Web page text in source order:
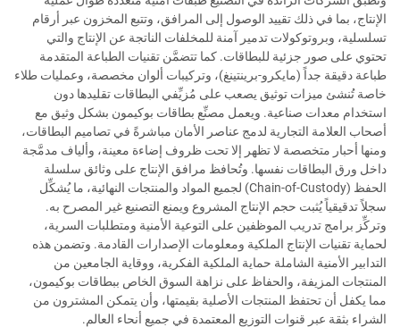
الإنتاج، بما في ذلك تقييد الوصول إلى المرافق، وتتبع المخزون عبر أرقام
تسلسلية، وبروتوكولات تدمير آمنة للمخلفات الناتجة عن الإنتاج والتي
تحتوي على صور جزئية للبطاقات. كما تتضمَّن تقنيات الطباعة المتقدمة
طباعة دقيقة جداً (مايكرو-برينتينغ)، وتركيبات ألوان مخصصة، وعمليات طلاء
خاصة تُنشئ ميزات توثيق يصعب على مُزيِّفي البطاقات تقليدها دون
استخدام معدات صناعية. ويعمل مصنِّع بطاقات بوكيمون بشكل وثيق مع
أصحاب العلامة التجارية لدمج عناصر الأمان مباشرةً في تصاميم البطاقات،
ومنها أحبار متخصصة لا تظهر إلا تحت ظروف إضاءة معينة، وألياف مدمَّجة
داخل ورق البطاقات نفسها. وتُحافظ مرافق الإنتاج على وثائق سلسلة
الحفظ (Chain-of-Custody) لجميع المواد والمنتجات النهائية، ما يُشكِّل
سجلاً تدقيقياً يُثبت حجم الإنتاج المشروع ويمنع التصنيع غير المصرح به.
وتركِّز برامج تدريب الموظفين على التوعية الأمنية ومتطلبات السرية،
لحماية تقنيات الإنتاج الملكية ومعلومات الإصدارات القادمة. وتضمن هذه
التدابير الأمنية الشاملة حماية الملكية الفكرية، ووقاية الجامعين من
المنتجات المزيفة، والحفاظ على نزاهة السوق الخاص ببطاقات بوكيمون،
مما يكفل أن تحتفظ المنتجات الأصلية بقيمتها، وأن يتمكن المشترون من
الشراء بثقة عبر قنوات التوزيع المعتمدة في جميع أنحاء العالم.